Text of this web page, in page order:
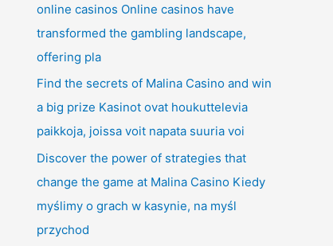
online casinos Online casinos have
transformed the gambling landscape,
offering pla
Find the secrets of Malina Casino and win
a big prize Kasinot ovat houkuttelevia
paikkoja, joissa voit napata suuria voi
Discover the power of strategies that
change the game at Malina Casino Kiedy
myślimy o grach w kasynie, na myśl
przychod